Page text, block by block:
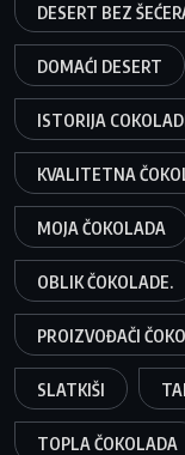
DESERT BEZ
DOMAĆI DESERT
ISTORIJA
KVALITETNA
MOJA ČOKOLADA
OBLIK ČOKOLADE.
PROIZVOĐAČI
SLATKIŠI
TOPLA ČOKOLADA